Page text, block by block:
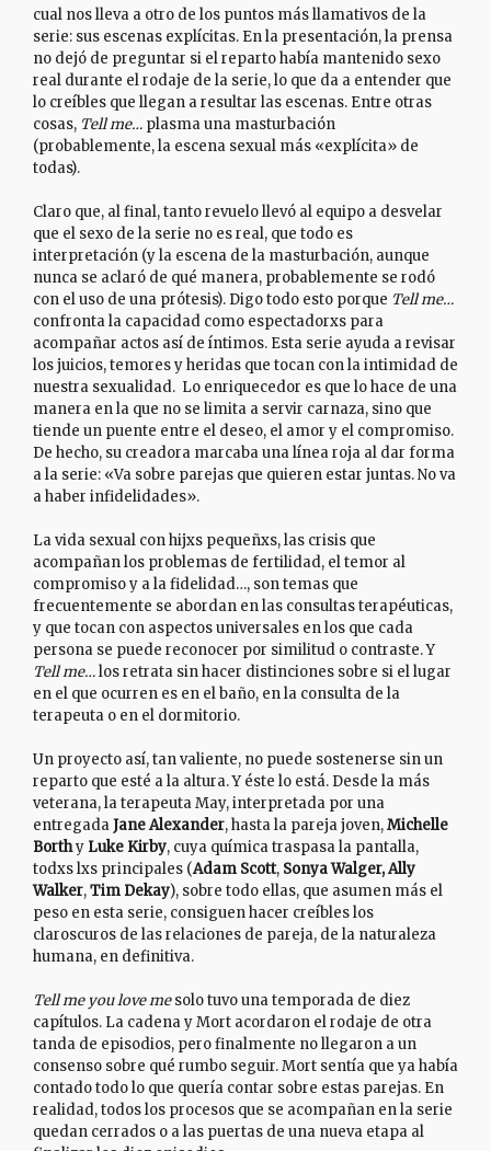
cual nos lleva a otro de los puntos más llamativos de la
serie: sus escenas explícitas. En la presentación, la prensa
no dejó de preguntar si el reparto había mantenido sexo
real durante el rodaje de la serie, lo que da a entender que
lo creíbles que llegan a resultar las escenas. Entre otras
cosas, Tell me… plasma una masturbación
(probablemente, la escena sexual más «explícita» de
todas).
Claro que, al final, tanto revuelo llevó al equipo a desvelar
que el sexo de la serie no es real, que todo es
interpretación (y la escena de la masturbación, aunque
nunca se aclaró de qué manera, probablemente se rodó
con el uso de una prótesis). Digo todo esto porque Tell me…
confronta la capacidad como espectadorxs para
acompañar actos así de íntimos. Esta serie ayuda a revisar
los juicios, temores y heridas que tocan con la intimidad de
nuestra sexualidad. Lo enriquecedor es que lo hace de una
manera en la que no se limita a servir carnaza, sino que
tiende un puente entre el deseo, el amor y el compromiso.
De hecho, su creadora marcaba una línea roja al dar forma
a la serie: «Va sobre parejas que quieren estar juntas. No va
a haber infidelidades».
La vida sexual con hijxs pequeñxs, las crisis que
acompañan los problemas de fertilidad, el temor al
compromiso y a la fidelidad…, son temas que
frecuentemente se abordan en las consultas terapéuticas,
y que tocan con aspectos universales en los que cada
persona se puede reconocer por similitud o contraste. Y
Tell me…los retrata sin hacer distinciones sobre si el lugar
en el que ocurren es en el baño, en la consulta de la
terapeuta o en el dormitorio.
Un proyecto así, tan valiente, no puede sostenerse sin un
reparto que esté a la altura. Y éste lo está. Desde la más
veterana, la terapeuta May, interpretada por una
entregadaJane Alexander, hasta la pareja joven,Michelle
Borthy Luke Kirby, cuya química traspasa la pantalla,
todxs lxs principales (Adam Scott, Sonya Walger, Ally
Walker,Tim Dekay), sobre todo ellas, que asumen más el
peso en esta serie, consiguen hacer creíbles los
claroscuros de las relaciones de pareja, de la naturaleza
humana, en definitiva.
Tell me you love mesolo tuvo una temporada de diez
capítulos. La cadena y Mort acordaron el rodaje de otra
tanda de episodios, pero finalmente no llegaron a un
consenso sobre qué rumbo seguir. Mort sentía que ya había
contado todo lo que quería contar sobre estas parejas. En
realidad, todos los procesos que se acompañan en la serie
quedan cerrados o a las puertas de una nueva etapa al